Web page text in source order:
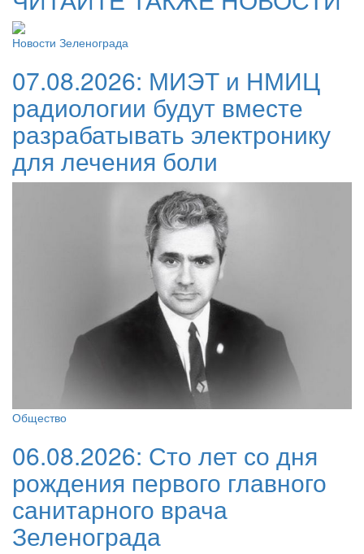
Новости Зеленограда
07.08.2026: МИЭТ и НМИЦ
радиологии будут вместе
разрабатывать электронику
для лечения боли
Общество
06.08.2026: Сто лет со дня
рождения первого главного
санитарного врача
Зеленограда